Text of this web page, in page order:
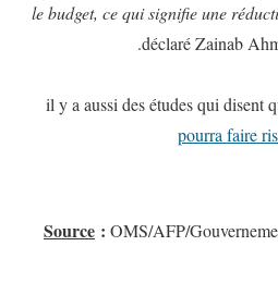
le budget, ce qui signifie une
déclaré Zainab
il y a aussi des études qui disent
pourra faire
Source : OMS/AFP/